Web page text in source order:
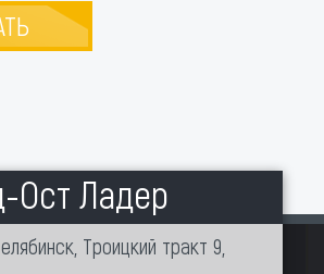
Ост Ладер
Троицкий тракт 9,